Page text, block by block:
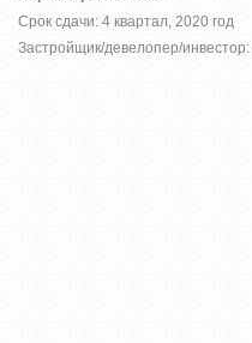
Срок сдачи: 4 квартал, 2020 год
Застройщик/девелопер/инвестор: